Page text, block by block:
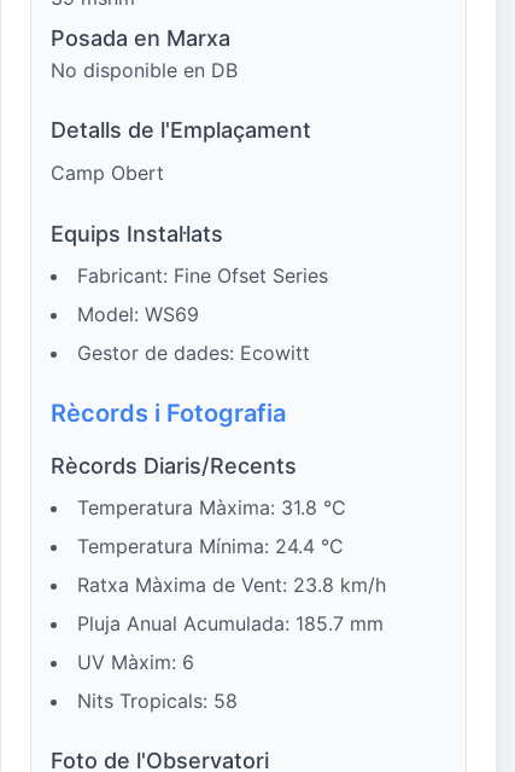
34.3° /25.1°
💨 NW 4 km/h
35.5°
Posada en Marxa
No disponible en DB
Detalls de l'Emplaçament
Camp Obert
Equips Instal·lats
Fabricant: Fine Ofset Series
Model: WS69
Gestor de dades: Ecowitt
Rècords i Fotografia
Rècords Diaris/Recents
Temperatura Màxima: 31.8 °C
Temperatura Mínima: 24.4 °C
Ratxa Màxima de Vent: 23.8 km/h
Pluja Anual Acumulada: 185.7 mm
UV Màxim: 6
Nits Tropicals: 58
Foto de l'Observatori